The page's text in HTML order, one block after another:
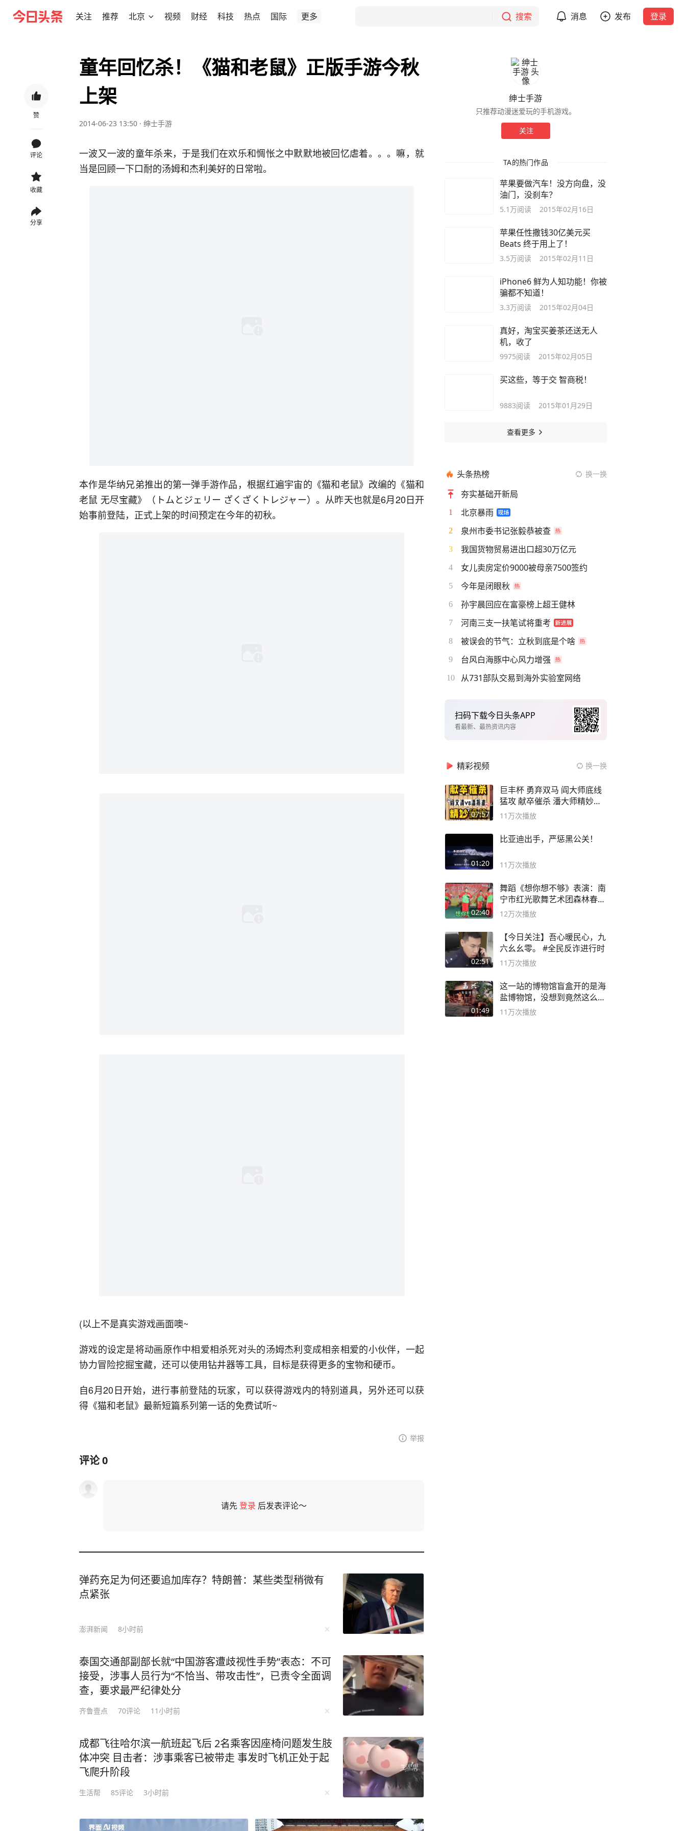
关注 推荐 北京 视频 财经 科技 热点 国际 更多 搜索 消息 发布 登录
赞
评论
收藏
分享
童年回忆杀！《猫和老鼠》正版手游今秋
上架
2014-06-23 13:50 · 绅士手游
一波又一波的童年杀来，于是我们在欢乐和惆怅之中默默地被回忆虐着。。。嘛，就
当是回顾一下口耐的汤姆和杰利美好的日常啦。
本作是华纳兄弟推出的第一弹手游作品，根据红遍宇宙的《猫和老鼠》改编的《猫和
老鼠 无尽宝藏》（トムとジェリー ざくざくトレジャー）。从昨天也就是6月20日开
始事前登陆，正式上架的时间预定在今年的初秋。
(以上不是真实游戏画面噢~
游戏的设定是将动画原作中相爱相杀死对头的汤姆杰利变成相亲相爱的小伙伴，一起
协力冒险挖掘宝藏，还可以使用钻井器等工具，目标是获得更多的宝物和硬币。
自6月20日开始，进行事前登陆的玩家，可以获得游戏内的特别道具，另外还可以获
得《猫和老鼠》最新短篇系列第一话的免费试听~
举报
评论0
请先登录 后发表评论～
弹药充足为何还要追加库存？特朗普：某些类型稍微有
点紧张
澎湃新闻 8小时前
泰国交通部副部长就“中国游客遭歧视性手势”表态：不可
接受，涉事人员行为“不恰当、带攻击性”，已责令全面调
查，要求最严纪律处分
齐鲁壹点 70评论 11小时前
成都飞往哈尔滨一航班起飞后 2名乘客因座椅问题发生肢
体冲突 目击者：涉事乘客已被带走 事发时飞机正处于起
飞爬升阶段
生活帮 85评论 3小时前
绅士手游
只推荐动漫迷爱玩的手机游戏。
关注
TA的热门作品
苹果要做汽车！没方向盘，没
油门，没刹车？
5.1万阅读 2015年02月16日
苹果任性撒钱30亿美元买
Beats 终于用上了！
3.5万阅读 2015年02月11日
iPhone6 鲜为人知功能！你被
骗都不知道！
3.3万阅读 2015年02月04日
真好，淘宝买姜茶还送无人
机，收了
9975阅读 2015年02月05日
买这些，等于交 智商税！
9883阅读 2015年01月29日
查看更多
头条热榜 换一换
夯实基础开新局
1 北京暴雨
2 泉州市委书记张毅恭被查
3 我国货物贸易进出口超30万亿元
4 女儿卖房定价9000被母亲7500签约
5 今年是闭眼秋
6 孙宇晨回应在富豪榜上超王健林
7 河南三支一扶笔试将重考
8 被误会的节气：立秋到底是个啥
9 台风白海豚中心风力增强
10 从731部队交易到海外实验室网络
扫码下载今日头条APP
看最新、最热资讯内容
精彩视频 换一换
07:57
巨丰杯 勇弃双马 阎大师底线
猛攻 献卒催杀 潘大师精妙入
局
11万次播放
01:20
比亚迪出手，严惩黑公关！
11万次播放
02:40
舞蹈《想你想不够》表演：南
宁市红光歌舞艺术团森林春红
舞蹈队。
12万次播放
02:51
【今日关注】吾心暖民心，九
六幺幺零。 #全民反诈进行时
11万次播放
01:49
这一站的博物馆盲盒开的是海
盐博物馆，没想到竟然这么好
逛！
11万次播放